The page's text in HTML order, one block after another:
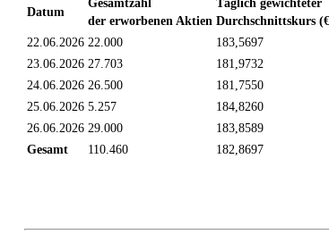
Datum
Gesamtzahl
der erworbenen Aktien
Täglich gewichteter
Durchschnittskurs
22.06.2026 22.000 183,5697
23.06.2026 27.703 181,9732
24.06.2026 26.500 181,7550
25.06.2026 5.257 184,8260
26.06.2026 29.000 183,8589
Gesamt
110.460 182,8697